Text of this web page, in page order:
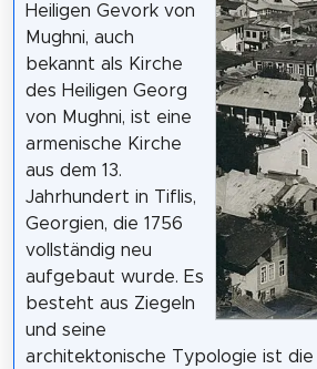
Heiligen Gevork von
Mughni, auch
bekannt als Kirche
des Heiligen Georg
von Mughni, ist eine
armenische Kirche
aus dem 13.
Jahrhundert in Tiflis,
Georgien, die 1756
vollständig neu
aufgebaut wurde. Es
besteht aus Ziegeln
und seine
architektonische Typologie ist die